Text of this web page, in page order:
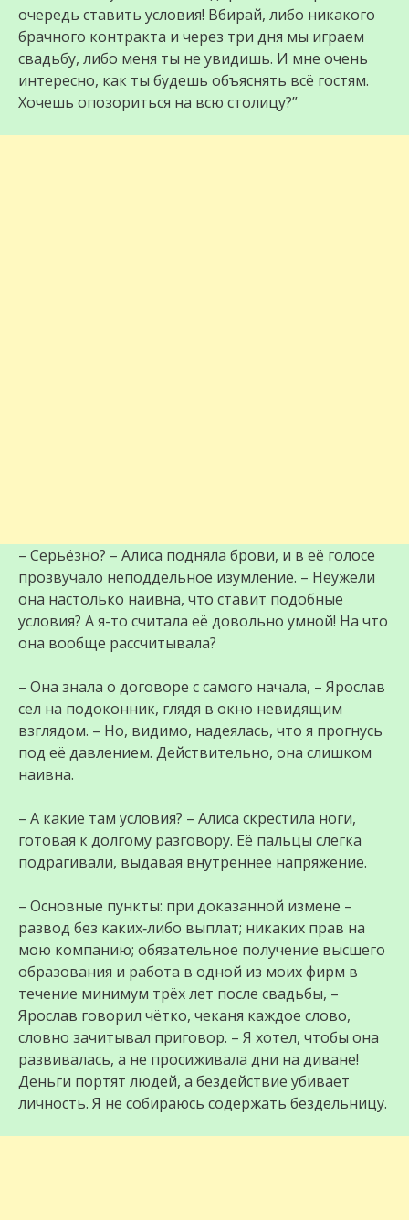
очередь ставить условия! Вбирай, либо никакого
брачного контракта и через три дня мы играем
свадьбу, либо меня ты не увидишь. И мне очень
интересно, как ты будешь объяснять всё гостям.
Хочешь опозориться на всю столицу?”
– Серьёзно? – Алиса подняла брови, и в её голосе
прозвучало неподдельное изумление. – Неужели
она настолько наивна, что ставит подобные
условия? А я-то считала её довольно умной! На что
она вообще рассчитывала?
– Она знала о договоре с самого начала, – Ярослав
сел на подоконник, глядя в окно невидящим
взглядом. – Но, видимо, надеялась, что я прогнусь
под её давлением. Действительно, она слишком
наивна.
– А какие там условия? – Алиса скрестила ноги,
готовая к долгому разговору. Её пальцы слегка
подрагивали, выдавая внутреннее напряжение.
– Основные пункты: при доказанной измене –
развод без каких‑либо выплат; никаких прав на
мою компанию; обязательное получение высшего
образования и работа в одной из моих фирм в
течение минимум трёх лет после свадьбы, –
Ярослав говорил чётко, чеканя каждое слово,
словно зачитывал приговор. – Я хотел, чтобы она
развивалась, а не просиживала дни на диване!
Деньги портят людей, а бездействие убивает
личность. Я не собираюсь содержать бездельницу.